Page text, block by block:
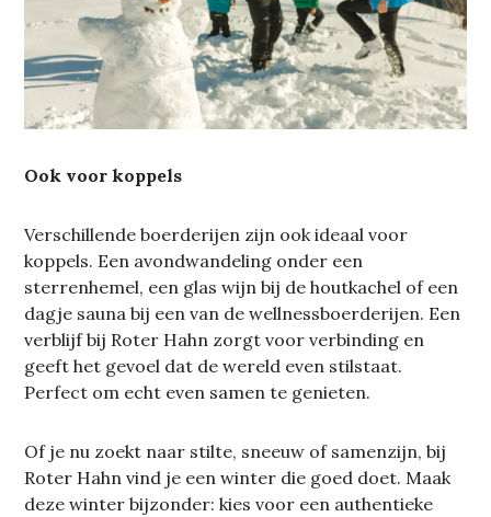
Ook voor koppels
Verschillende boerderijen zijn ook ideaal voor
koppels. Een avondwandeling onder een
sterrenhemel, een glas wijn bij de houtkachel of een
dagje sauna bij een van de wellnessboerderijen. Een
verblijf bij Roter Hahn zorgt voor verbinding en
geeft het gevoel dat de wereld even stilstaat.
Perfect om echt even samen te genieten.
Of je nu zoekt naar stilte, sneeuw of samenzijn, bij
Roter Hahn vind je een winter die goed doet. Maak
deze winter bijzonder: kies voor een authentieke